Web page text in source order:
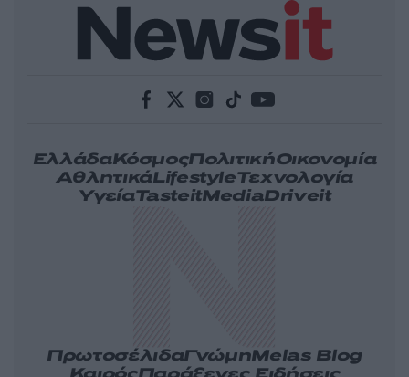
ΕλλάδαΚόσμοςΠολιτικήΟικονομία
ΑθλητικάLifestyleΤεχνολογία
ΥγείαTasteitMediaDriveit
ΠρωτοσέλιδαΓνώμηMelas Blog